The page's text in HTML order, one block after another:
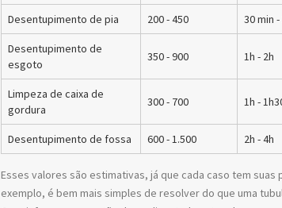
Desentupimento de pia 200 - 450 30 min -
Desentupimento de
esgoto
350 - 900 1h - 2h
Limpeza de caixa de
gordura
300 - 700 1h -
Desentupimento de fossa 600 - 1.500 2h - 4h
Esses valores são estimativas, já que cada caso tem
exemplo, é bem mais simples de resolver do que uma